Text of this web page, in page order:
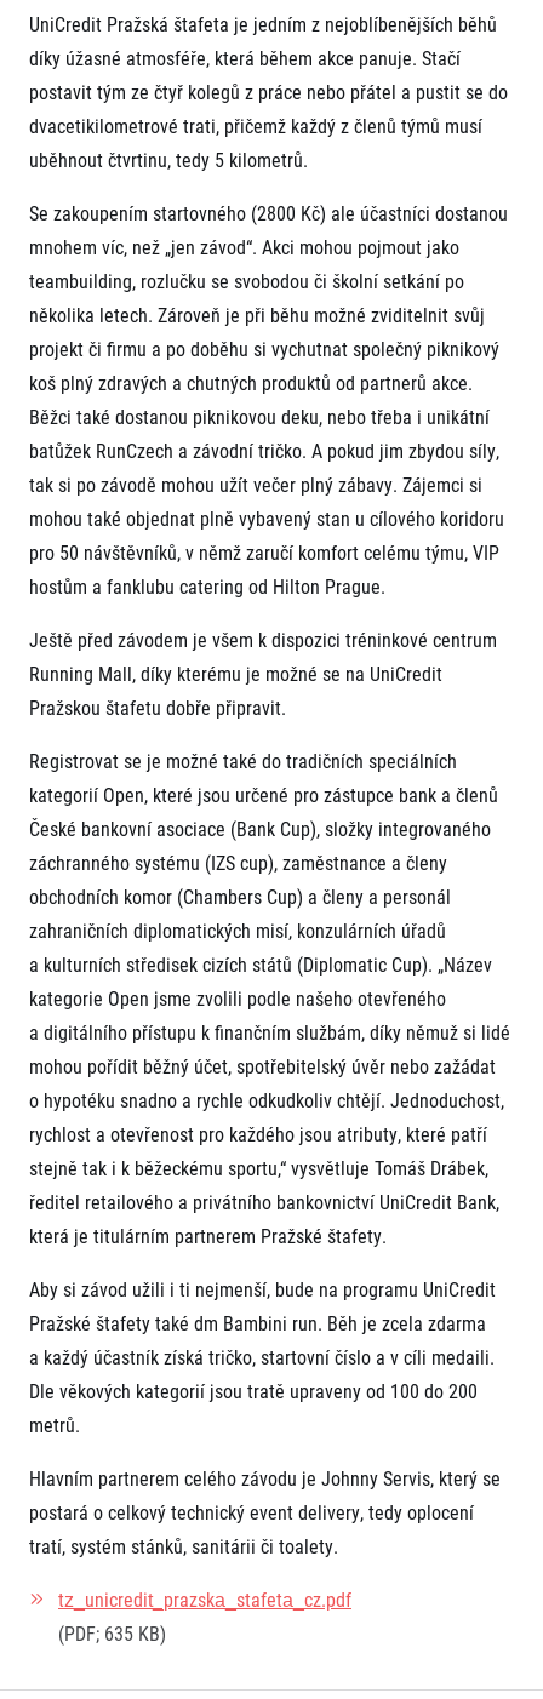
Mobilní aplikace RunCzech
Stáhněte si mobilní aplikaci RunCzech.
Running Doctors
Středoškoláci
Kontakt
Náš tým
Naši partneři
Historie
Pro veřejnost
FAQ (Často kladené dotazy)
Oznámení fúze
Dobrovolníci
Dárkové poukazy
Pro média
Aktuality
Akreditace a vše k závodům
Poznámky pro editory
Magazíny
RunCzech
Kariéra
All Runners Are Beautiful
RunCzech Racing
Ekofilozofie
Running Mall
Vítejte v Running Mall
Kalendář
Individuální trénink
Skupinové tréninky
Firemní tréninky
Titulární partneři
Informace o webu
Všeobecné smluvní podmínky
Informace o cookies
Podmínky GDPR
© 2026 RunCzech s.r.o.
UniCredit Pražská štafeta je jedním z nejoblíbenějších běhů
díky úžasné atmosféře, která během akce panuje. Stačí
postavit tým ze čtyř kolegů z práce nebo přátel a pustit se do
dvacetikilometrové trati, přičemž každý z členů týmů musí
uběhnout čtvrtinu, tedy 5 kilometrů.
Se zakoupením startovného (2800 Kč) ale účastníci dostanou
mnohem víc, než „jen závod“. Akci mohou pojmout jako
teambuilding, rozlučku se svobodou či školní setkání po
několika letech. Zároveň je při běhu možné zviditelnit svůj
projekt či firmu a po doběhu si vychutnat společný piknikový
koš plný zdravých a chutných produktů od partnerů akce.
Běžci také dostanou piknikovou deku, nebo třeba i unikátní
batůžek RunCzech a závodní tričko. A pokud jim zbydou síly,
tak si po závodě mohou užít večer plný zábavy. Zájemci si
mohou také objednat plně vybavený stan u cílového koridoru
pro 50 návštěvníků, v němž zaručí komfort celému týmu, VIP
hostům a fanklubu catering od Hilton Prague.
Ještě před závodem je všem k dispozici tréninkové centrum
Running Mall, díky kterému je možné se na UniCredit
Pražskou štafetu dobře připravit.
Registrovat se je možné také do tradičních speciálních
kategorií Open, které jsou určené pro zástupce bank a členů
České bankovní asociace (Bank Cup), složky integrovaného
záchranného systému (IZS cup), zaměstnance a členy
obchodních komor (Chambers Cup) a členy a personál
zahraničních diplomatických misí, konzulárních úřadů
a kulturních středisek cizích států (Diplomatic Cup). „Název
kategorie Open jsme zvolili podle našeho otevřeného
a digitálního přístupu k finančním službám, díky němuž si lidé
mohou pořídit běžný účet, spotřebitelský úvěr nebo zažádat
o hypotéku snadno a rychle odkudkoliv chtějí. Jednoduchost,
rychlost a otevřenost pro každého jsou atributy, které patří
stejně tak i k běžeckému sportu,“ vysvětluje Tomáš Drábek,
ředitel retailového a privátního bankovnictví UniCredit Bank,
která je titulárním partnerem Pražské štafety.
Aby si závod užili i ti nejmenší, bude na programu UniCredit
Pražské štafety také dm Bambini run. Běh je zcela zdarma
a každý účastník získá tričko, startovní číslo a v cíli medaili.
Dle věkových kategorií jsou tratě upraveny od 100 do 200
metrů.
Hlavním partnerem celého závodu je Johnny Servis, který se
postará o celkový technický event delivery, tedy oplocení
tratí, systém stánků, sanitárii či toalety.
tz_unicredit_prazska_stafeta_cz.pdf
(PDF; 635 KB)